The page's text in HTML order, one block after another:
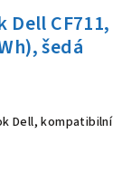
CF711,
šedá
Dell, kompatibilní